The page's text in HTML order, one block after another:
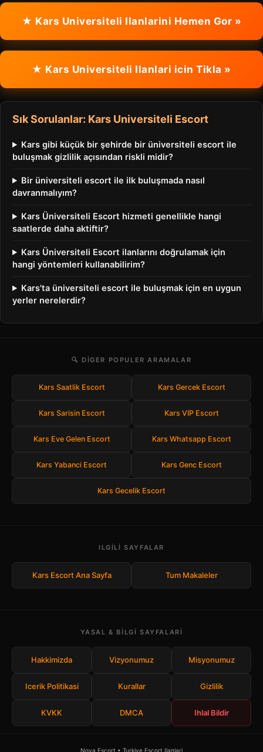
★ Kars Universiteli Ilanlarini Hemen Gor »
★ Kars Universiteli Ilanlari icin Tikla »
Sık Sorulanlar: Kars Universiteli Escort
Kars gibi küçük bir şehirde bir üniversiteli escort ile
buluşmak gizlilik açısından riskli midir?
Bir üniversiteli escort ile ilk buluşmada nasıl
davranmalıyım?
Kars Üniversiteli Escort hizmeti genellikle hangi
saatlerde daha aktiftir?
Kars Üniversiteli Escort ilanlarını doğrulamak için
hangi yöntemleri kullanabilirim?
Kars'ta üniversiteli escort ile buluşmak için en uygun
yerler nerelerdir?
🔍 DIGER POPULER ARAMALAR
Kars Saatlik Escort Kars Gercek Escort
Kars Sarisin Escort Kars VIP Escort
Kars Eve Gelen Escort Kars Whatsapp Escort
Kars Yabanci Escort Kars Genc Escort
Kars Gecelik Escort
ILGILI SAYFALAR
Kars Escort Ana Sayfa Tum Makaleler
YASAL & BILGI SAYFALARI
Hakkimizda Vizyonumuz Misyonumuz
Icerik Politikasi Kurallar Gizlilik
KVKK DMCA Ihlal Bildir
Nova Escort • Turkiye Escort Ilanlari